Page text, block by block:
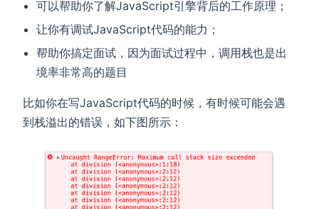
可以帮助你了解JavaScript引擎背后的工作原理；
让你有调试JavaScript代码的能力；
帮助你搞定面试，因为面试过程中，调用栈也是出
境率非常高的题目
比如你在写JavaScript代码的时候，有时候可能会遇
到栈溢出的错误，如下图所示：